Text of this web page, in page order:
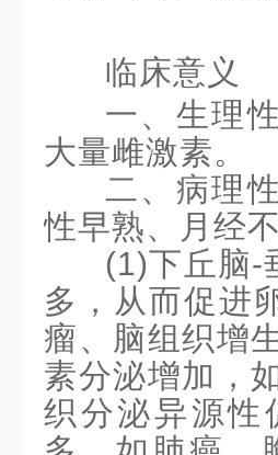
临床意义
一、生理
大量雌激素。
二、病理
性早熟、月经不
(1)下丘脑-
多，从而促进
瘤、脑组织增
素分泌增加，
织分泌异源性